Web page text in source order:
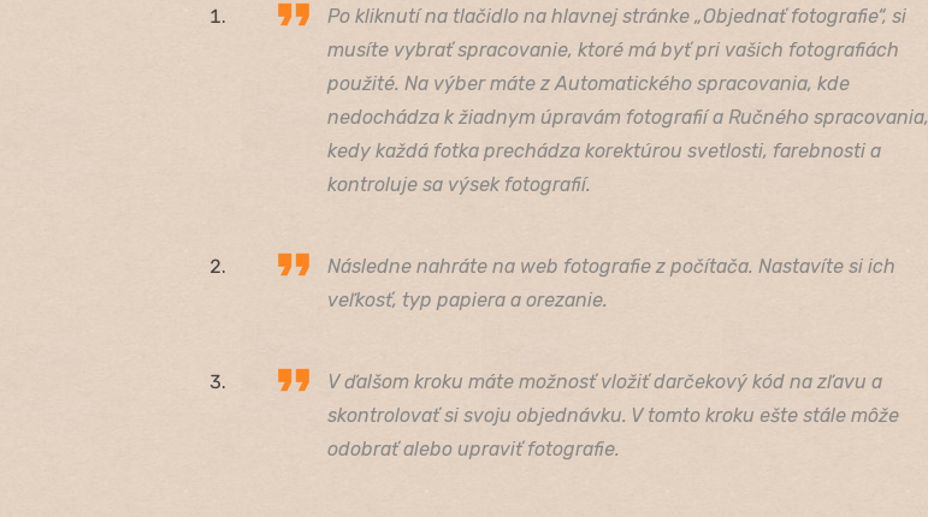
Po kliknutí na tlačidlo na hlavnej stránke „Objednať fotografie“, si
musíte vybrať spracovanie, ktoré má byť pri vašich fotografiách
použité. Na výber máte z Automatického spracovania, kde
nedochádza k žiadnym úpravám fotografií a Ručného spracovania,
kedy každá fotka prechádza korektúrou svetlosti, farebnosti a
kontroluje sa výsek fotografií.
Následne nahráte na web fotografie z počítača. Nastavíte si ich
veľkosť, typ papiera a orezanie.
V ďalšom kroku máte možnosť vložiť darčekový kód na zľavu a
skontrolovať si svoju objednávku. V tomto kroku ešte stále môže
odobrať alebo upraviť fotografie.